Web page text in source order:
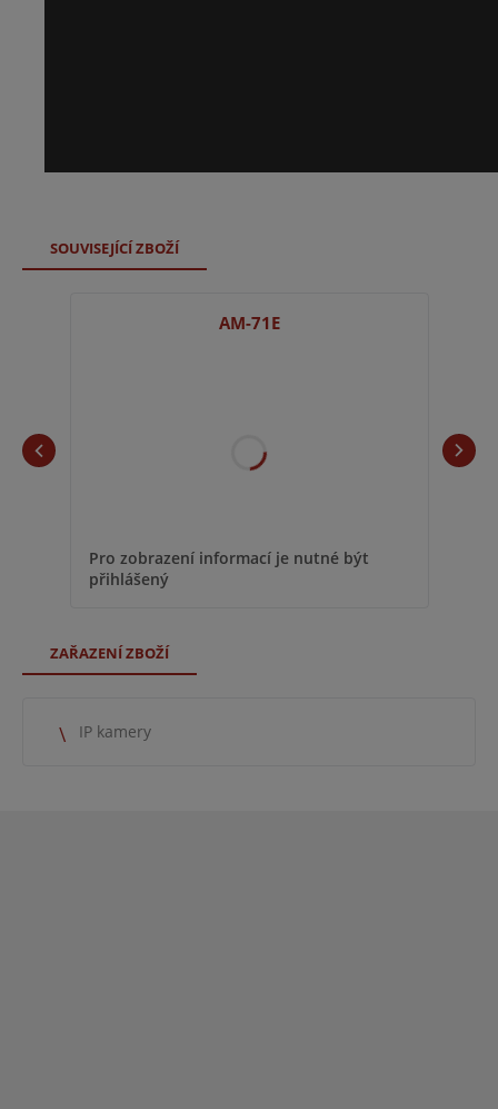
SOUVISEJÍCÍ ZBOŽÍ
AM-71E
Pro zobrazení informací je nutné být
přihlášený
ZAŘAZENÍ ZBOŽÍ
IP kamery